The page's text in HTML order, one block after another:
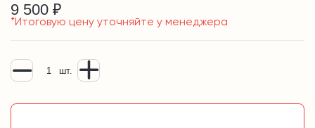
9 500 ₽
*Итоговую цену уточняйте у менеджера
шт.